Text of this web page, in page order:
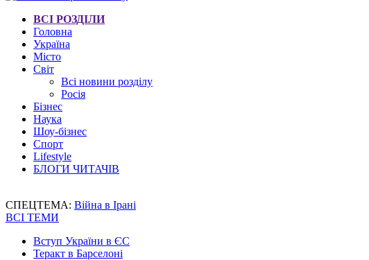
ВСІ РОЗДІЛИ
Головна
Україна
Місто
Світ
Всі новини розділу
Росія
Бізнес
Наука
Шоу-бізнес
Спорт
Lifestyle
БЛОГИ ЧИТАЧІВ
СПЕЦТЕМА: Війна в Ірані
ВСІ ТЕМИ
Вступ України в ЄС
Теракт в Барселоні